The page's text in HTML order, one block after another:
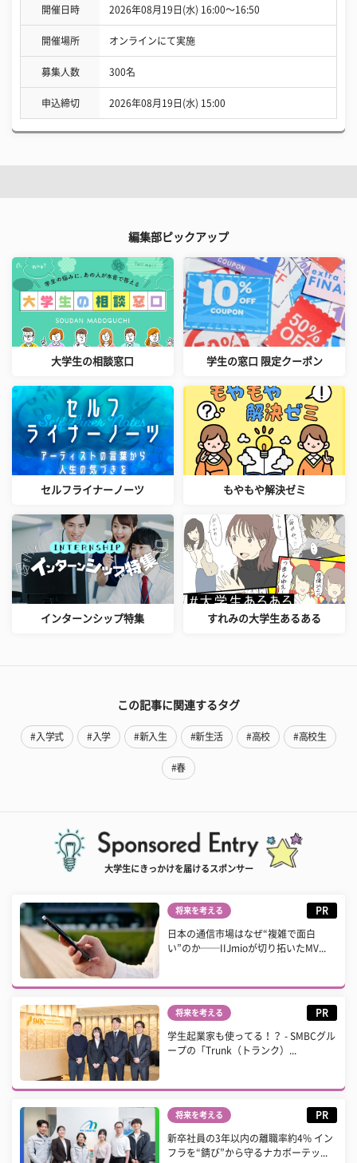
開催日時 2026年08月19日(水) 16:00〜16:50
開催場所 オンラインにて実施
募集人数 300名
申込締切 2026年08月19日(水) 15:00
編集部ピックアップ
大学生の相談窓口 学生の窓口 限定クーポン
セルフライナーノーツ もやもや解決ゼミ
インターンシップ特集 すれみの大学生あるある
この記事に関連するタグ
#入学式 #入学 #新入生 #新生活 #高校 #高校生
#春
大学生にきっかけを届けるスポンサー
将来を考える PR
日本の通信市場はなぜ“複雑で面白
い”のか──IIJmioが切り拓いたMV...
将来を考える PR
学生起業家も使ってる！？ - SMBCグル
ープの「Trunk（トランク）...
将来を考える PR
新卒社員の3年以内の離職率約4% イン
フラを“錆び”から守るナカボーテッ...